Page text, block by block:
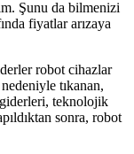
Şunu da bilmenizi
fiyatlar arızaya
robot cihazlar
tıkanan,
teknolojik
sonra, robot